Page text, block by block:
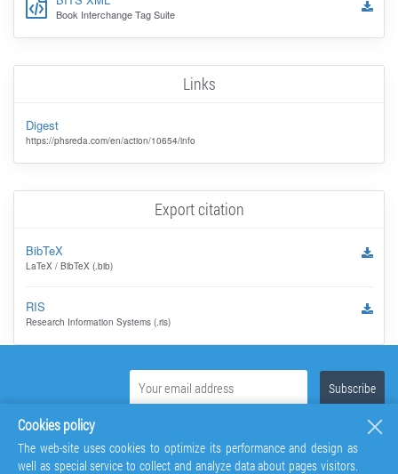
Book Interchange Tag Suite
Links
Digest
https://phsreda.com/en/action/10654/info
Export citation
BibTeX
LaTeX / BibTeX (.bib)
RIS
Research Information Systems (.ris)
Cookies policy
The web-site uses cookies to optimize its performance and design as
well as special service to collect and analyze data about pages visitors.